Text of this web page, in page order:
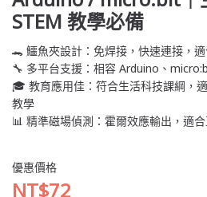
STEM 教學必備
🐊 鱷魚夾設計：免焊接，快速連接，
🔧 多平台支援：相容 Arduino、
🎓 教育應用佳：符合生活科技課綱，
教學
📊 精準磁場偵測：霍爾效應輸出，適
優惠價格
NT$72